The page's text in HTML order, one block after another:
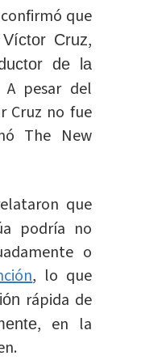
que
Víctor Cruz,
de la
pesar del
Cruz no fue
The New
que
podría no
o
, lo que
rápida de
, en la